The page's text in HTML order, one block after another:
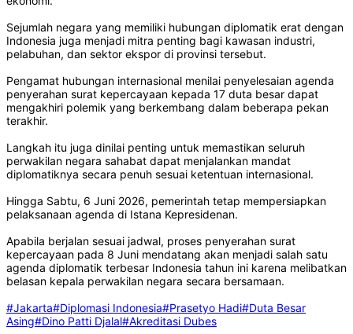
Sejumlah negara yang memiliki hubungan diplomatik erat dengan
Indonesia juga menjadi mitra penting bagi kawasan industri,
pelabuhan, dan sektor ekspor di provinsi tersebut.
Pengamat hubungan internasional menilai penyelesaian agenda
penyerahan surat kepercayaan kepada 17 duta besar dapat
mengakhiri polemik yang berkembang dalam beberapa pekan
terakhir.
Langkah itu juga dinilai penting untuk memastikan seluruh
perwakilan negara sahabat dapat menjalankan mandat
diplomatiknya secara penuh sesuai ketentuan internasional.
Hingga Sabtu, 6 Juni 2026, pemerintah tetap mempersiapkan
pelaksanaan agenda di Istana Kepresidenan.
Apabila berjalan sesuai jadwal, proses penyerahan surat
kepercayaan pada 8 Juni mendatang akan menjadi salah satu
agenda diplomatik terbesar Indonesia tahun ini karena melibatkan
belasan kepala perwakilan negara secara bersamaan.
#Jakarta#Diplomasi Indonesia#Prasetyo Hadi#Duta Besar
Asing#Dino Patti Djalal#Akreditasi Dubes